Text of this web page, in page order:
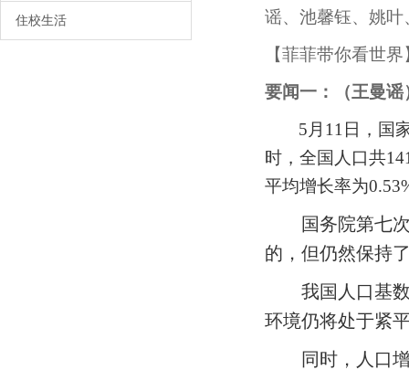
住校生活
谣、池馨钰、姚
【菲菲带你看世界
要闻一：（王曼谣
5 月11日，国
时，全国人口共
平均增长率为
国务院第七
的，但仍然保持
我国人口基
环境仍将处于紧
同时，人口